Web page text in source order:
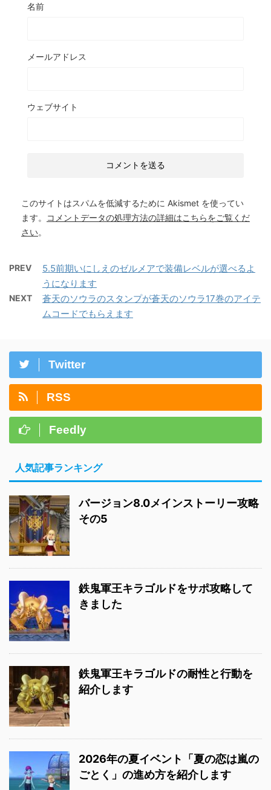
名前
メールアドレス
ウェブサイト
このサイトはスパムを低減するために Akismet を使ってい
ます。
コメントデータの処理方法の詳細はこちらをご覧くだ
さい。
PREV
5.5前期いにしえのゼルメアで装備レベルが選べるよ
うになります
NEXT
蒼天のソウラのスタンプが蒼天のソウラ17巻のアイテ
ムコードでもらえます
Twitter
RSS
Feedly
人気記事ランキング
バージョン8.0メインストーリー攻略
その5
鉄鬼軍王キラゴルドをサポ攻略して
きました
鉄鬼軍王キラゴルドの耐性と行動を
紹介します
2026年の夏イベント「夏の恋は嵐の
ごとく」の進め方を紹介します